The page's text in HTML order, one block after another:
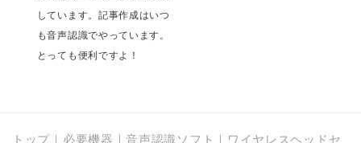
しています。記事作成はいつ
も音声認識でやっています。
とっても便利ですよ！
トップ ｜ 必要機器 ｜音声認識ソフト ｜ ワイヤレスヘッドセ